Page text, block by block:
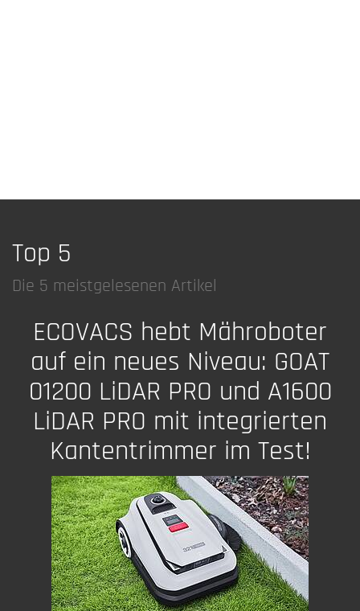
Top 5
Die 5 meistgelesenen Artikel
ECOVACS hebt Mähroboter
auf ein neues Niveau: GOAT
01200 LiDAR PRO und A1600
LiDAR PRO mit integrierten
Kantentrimmer im Test!